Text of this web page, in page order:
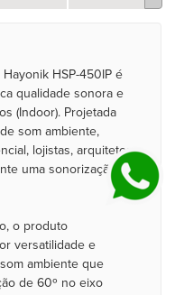
HSP-450IP é
qualidade sonora e
(Indoor). Projetada
som ambiente,
lojistas, arquitetos
uma sonorização
o produto
versatilidade e
ambiente que
de 60º no eixo